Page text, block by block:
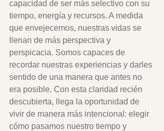
capacidad de ser más selectivo con su
tiempo, energía y recursos. A medida
que envejecemos, nuestras vidas se
llenan de más perspectiva y
perspicacia. Somos capaces de
recordar nuestras experiencias y darles
sentido de una manera que antes no
era posible. Con esta claridad recién
descubierta, llega la oportunidad de
vivir de manera más intencional: elegir
cómo pasamos nuestro tiempo y